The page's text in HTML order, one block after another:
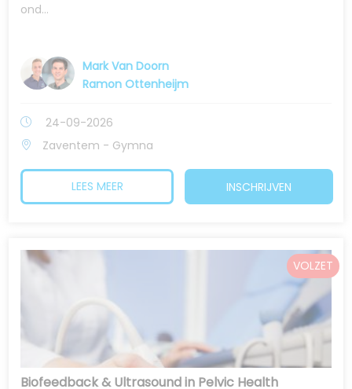
ond...
Mark Van Doorn
Ramon Ottenheijm
24-09-2026
Zaventem - Gymna
LEES MEER INSCHRIJVEN
VOLZET
Biofeedback & Ultrasound in Pelvic Health